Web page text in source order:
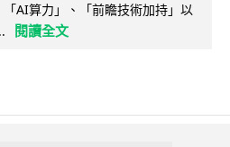
AI算力」、「前瞻技術加持」以
閱讀全文